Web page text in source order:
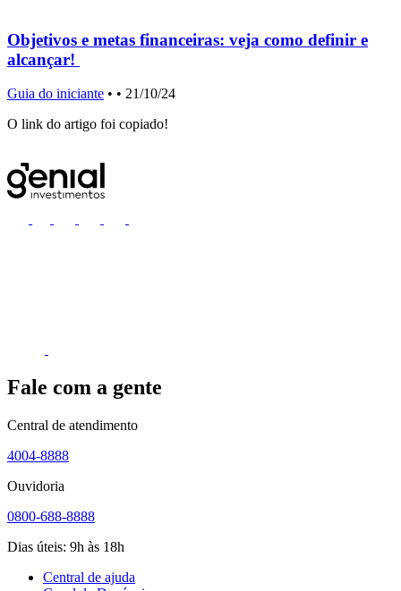
Objetivos e metas financeiras: veja como definir e
alcançar!
Guia do iniciante • • 21/10/24
O link do artigo foi copiado!
Fale com a gente
Central de atendimento
4004-8888
Ouvidoria
0800-688-8888
Dias úteis: 9h às 18h
Central de ajuda